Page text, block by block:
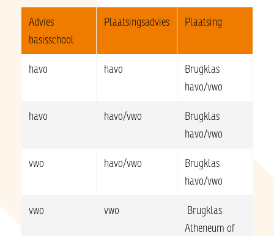
Advies
basisschool
Plaatsingsadvies Plaatsing
havo havo
Brugklas
havo/vwo
havo
havo/vwo
Brugklas
havo/vwo
vwo
havo/vwo
Brugklas
havo/vwo
vwo
vwo
Brugklas
Atheneum of